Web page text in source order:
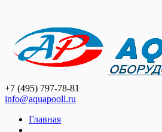
+7 (495) 797-78-81
info@aquapooll.ru
Главная